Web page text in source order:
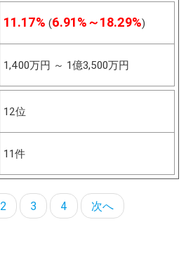
11.17% (6.91%～18.29%)
1,400万円 ～ 1億3,500万円
12位
11件
2 3 4 次へ